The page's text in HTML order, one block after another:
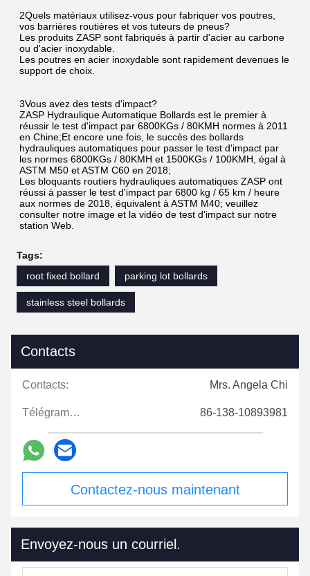
2Quels matériaux utilisez-vous pour fabriquer vos poutres,
vos barrières routières et vos tuteurs de pneus?
Les produits ZASP sont fabriqués à partir d'acier au carbone
ou d'acier inoxydable.
Les poutres en acier inoxydable sont rapidement devenues le
support de choix.
3Vous avez des tests d'impact?
ZASP Hydraulique Automatique Bollards est le premier à
réussir le test d'impact par 6800KGs / 80KMH normes à 2011
en Chine;Et encore une fois, le succès des bollards
hydrauliques automatiques pour passer le test d'impact par
les normes 6800KGs / 80KMH et 1500KGs / 100KMH, égal à
ASTM M50 et ASTM C60 en 2018;
Les bloquants routiers hydrauliques automatiques ZASP ont
réussi à passer le test d'impact par 6800 kg / 65 km / heure
aux normes de 2018, équivalent à ASTM M40; veuillez
consulter notre image et la vidéo de test d'impact sur notre
station Web.
Tags:
root fixed bollard
parking lot bollards
stainless steel bollards
Contacts
Contacts: Mrs. Angela Chi
Télégramme: 86-138-10893981
Contactez-nous maintenant
Envoyez-nous un courriel.